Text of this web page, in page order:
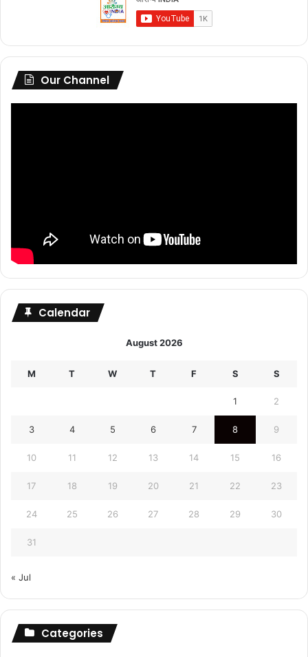
Our Channel
Calendar
August 2026
M T W T F S S
1 2
3 4 5 6 7 8 9
10 11 12 13 14 15 16
17 18 19 20 21 22 23
24 25 26 27 28 29 30
31
« Jul
Categories